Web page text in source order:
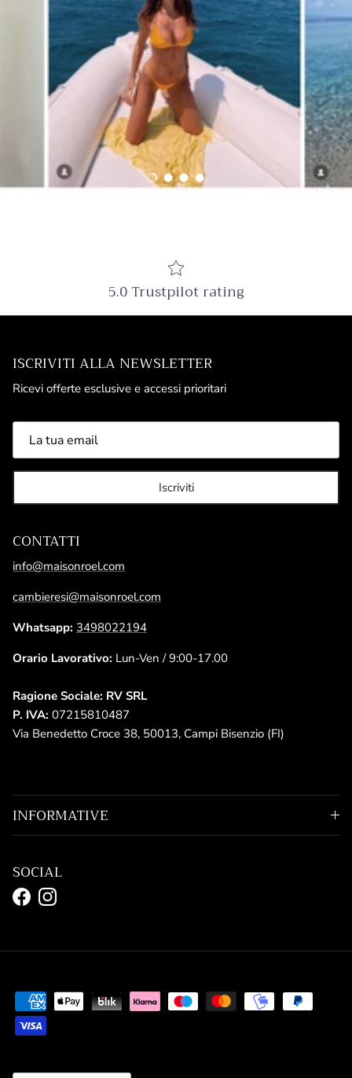
Carica slide 1 di 4
Carica slide 2 di 4
Carica slide 3 di 4
Carica slide 4 di 4
5.0 Trustpilot rating
ISCRIVITI ALLA NEWSLETTER
Ricevi offerte esclusive e accessi prioritari
Iscriviti
CONTATTI
info@maisonroel.com
cambieresi@maisonroel.com
Whatsapp: 3498022194
Orario Lavorativo: Lun-Ven / 9:00-17.00
Ragione Sociale: RV SRL
P. IVA: 07215810487
Via Benedetto Croce 38, 50013, Campi Bisenzio (FI)
INFORMATIVE
SOCIAL
FacebookInstagram